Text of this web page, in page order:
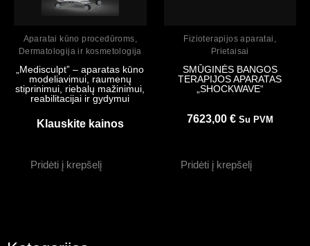
Aparatai kūno procedūroms,
Dermatologija ir kosmetologija
„Medisculpt” – aparatas kūno
modeliavimui, raumenų
stiprinimui, riebalų mažinimui,
reabilitacijai ir gydymui
Klauskite kainos
Pridėti į krepšelį
Fizioterapijos aparatai ,
Prietaisai
SMŪGINĖS BANGOS
TERAPIJOS APARATAS
„SHOCKWAVE“
7623,00 € Su PVM
Pridėti į krepšelį